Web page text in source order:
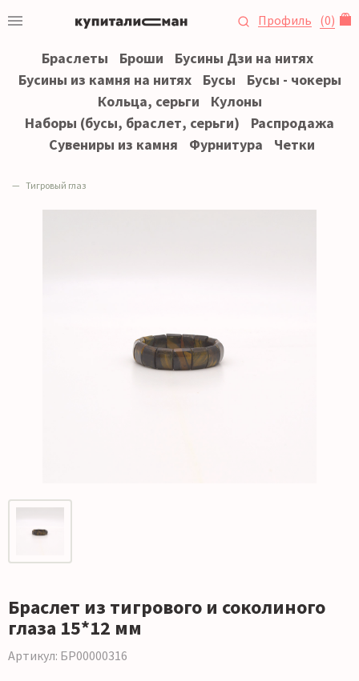
Профиль (0)
Браслеты Броши
Бусины Дзи на нитях
Бусины из камня на нитях
Бусы
Бусы - чокеры
Кольца, серьги
Кулоны
Наборы (бусы, браслет, серьги)
Распродажа
Сувениры из камня
Фурнитура Четки
Тигровый глаз
Браслет из тигрового и соколиного
глаза 15*12 мм
Артикул: БР00000316